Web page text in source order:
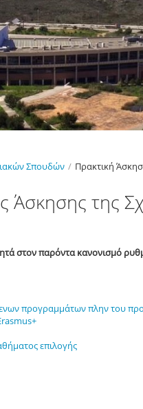
Σπουδών / Πρακτική
Άσκησης της
στον παρόντα κανονισμό
προγραμμάτων πλην του
επιλογής